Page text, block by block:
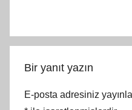
Bir yanıt yazın
E-posta adresiniz